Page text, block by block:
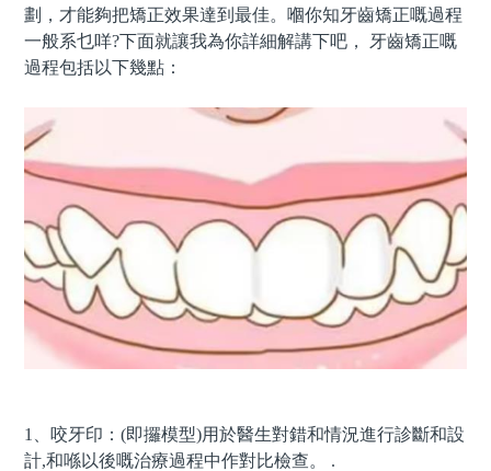
劃，才能夠把矯正效果達到最佳。嗰你知牙齒矯正嘅過程
一般系乜咩?下面就讓我為你詳細解講下吧， 牙齒矯正嘅
過程包括以下幾點：
1、咬牙印：(即攞模型)用於醫生對錯和情況進行診斷和設
計,和喺以後嘅治療過程中作對比檢查。 .